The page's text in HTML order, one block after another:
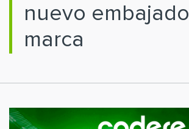
nuevo
marca